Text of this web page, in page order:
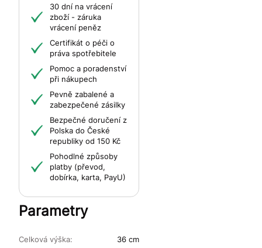
30 dní na vrácení
zboží - záruka
vrácení peněz
Certifikát o péči o
práva spotřebitele
Pomoc a poradenství
při nákupech
Pevně zabalené a
zabezpečené zásilky
Bezpečné doručení z
Polska do České
republiky od 150 Kč
Pohodlné způsoby
platby (převod,
dobírka, karta, PayU)
Parametry
Celková výška: 36 cm